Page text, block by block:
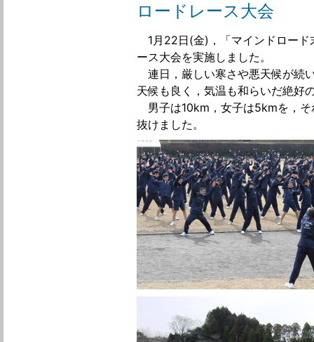
ロードレース大会
1月22日(金)，「マインドロード
ース大会を実施しました。
連日，厳しい寒さや悪天候が続
天候も良く，気温も和らいだ絶好
男子は10km，女子は5kmを，そ
抜けました。